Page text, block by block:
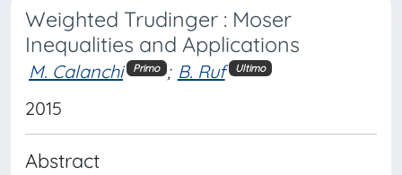
Weighted Trudinger : Moser
Inequalities and Applications
M. Calanchi Primo ; B. Ruf Ultimo
2015
Abstract